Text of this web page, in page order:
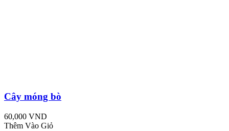
Cây móng bò
60,000 VND
Thêm Vào Giỏ